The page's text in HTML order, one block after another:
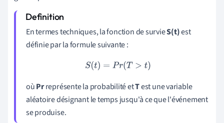
En termes techniques, la fonction de survieS(t)est
définie par la formule suivante :
S (t) =Pr(T>t )
oùPrreprésente la probabilité etTest une variable
aléatoire désignant le temps jusqu'à ce que l'événement
se produise.